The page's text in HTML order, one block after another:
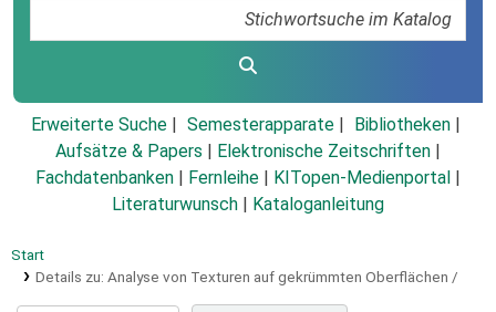
Erweiterte Suche Semesterapparate
Bibliotheken
Aufsätze & Papers
Elektronische Zeitschriften
Fachdatenbanken
Fernleihe KITopen-Medienportal
Literaturwunsch
Kataloganleitung
Start
Details zu: Analyse von Texturen auf gekrümmten Oberflächen /